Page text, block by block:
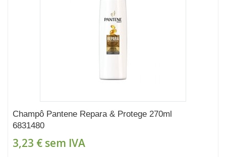
Champô Pantene Repara & Protege 270ml
6831480
3,23 € sem IVA